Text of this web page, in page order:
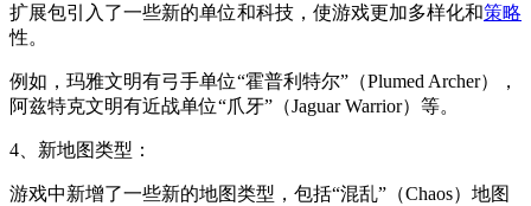
扩展包引入了一些新的单位和科技，使游戏更加多样化和策略
性。
例如，玛雅文明有弓手单位“霍普利特尔”（Plumed Archer），
阿兹特克文明有近战单位“爪牙”（Jaguar Warrior）等。
4、新地图类型：
游戏中新增了一些新的地图类型，包括“混乱”（Chaos）地图